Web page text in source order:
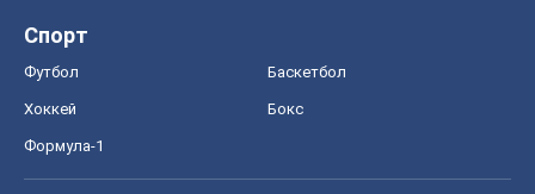
Спорт
Футбол Баскетбол
Хоккей Бокс
Формула-1